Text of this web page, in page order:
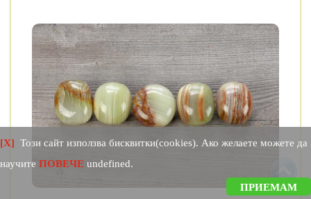
[X] Този сайт използва бисквитки(cookies). Ако желаете можете да
научите ПОВЕЧЕ undefined.
ПРИЕМАМ